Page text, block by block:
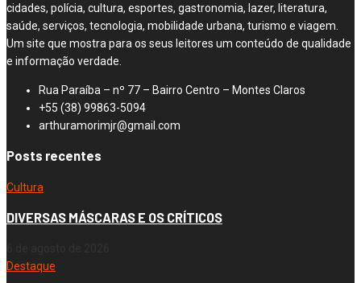
cidades, polícia, cultura, esportes, gastronomia, lazer, literatura,
saúde, serviços, tecnologia, mobilidade urbana, turismo e viagem.
Um site que mostra para os seus leitores um conteúdo de qualidade
e informação verdade.
Rua Paraíba – nº 77 – Bairro Centro – Montes Claros
+55 (38) 99863-5094
arthuramorimjr@gmail.com
Posts recentes
Cultura
DIVERSAS MÁSCARAS E OS CRÍTICOS
Destaque